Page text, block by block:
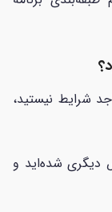
شرایط نیستید،
دیگری شده‌اید و